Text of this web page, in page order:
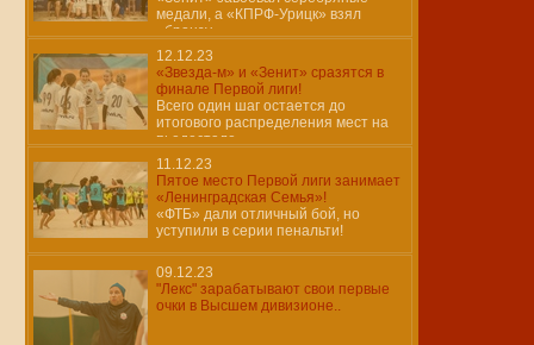
медали, а «КПРФ-Урицк» взял
«бронзу»
12.12.23
«Звезда-м» и «Зенит» сразятся в
финале Первой лиги!
Всего один шаг остается до
итогового распределения мест на
пьедестале
11.12.23
Пятое место Первой лиги занимает
«Ленинградская Семья»!
«ФТБ» дали отличный бой, но
уступили в серии пенальти!
09.12.23
"Лекс" зарабатывают свои первые
очки в Высшем дивизионе..